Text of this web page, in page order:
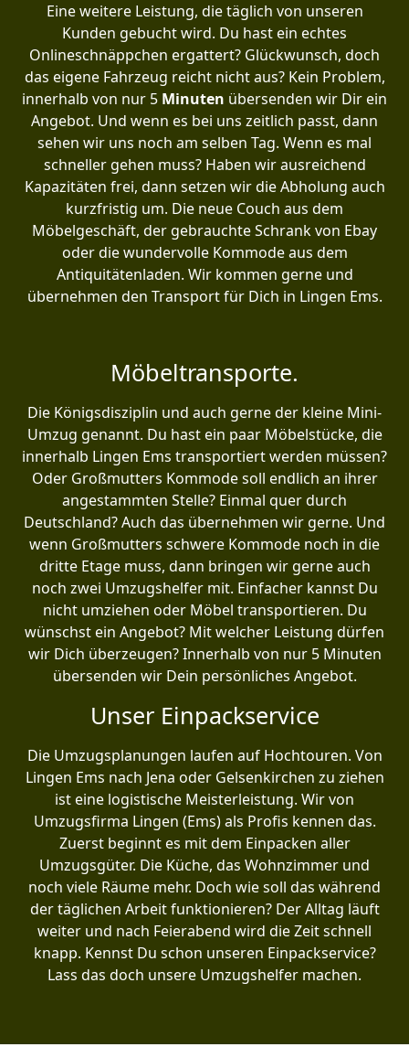
Eine weitere Leistung, die täglich von unseren
Kunden gebucht wird. Du hast ein echtes
Onlineschnäppchen ergattert? Glückwunsch, doch
das eigene Fahrzeug reicht nicht aus? Kein Problem,
innerhalb von nur 5 Minuten übersenden wir Dir ein
Angebot. Und wenn es bei uns zeitlich passt, dann
sehen wir uns noch am selben Tag. Wenn es mal
schneller gehen muss? Haben wir ausreichend
Kapazitäten frei, dann setzen wir die Abholung auch
kurzfristig um. Die neue Couch aus dem
Möbelgeschäft, der gebrauchte Schrank von Ebay
oder die wundervolle Kommode aus dem
Antiquitätenladen. Wir kommen gerne und
übernehmen den Transport für Dich in Lingen Ems.
Möbeltransporte.
Die Königsdisziplin und auch gerne der kleine Mini-
Umzug genannt. Du hast ein paar Möbelstücke, die
innerhalb Lingen Ems transportiert werden müssen?
Oder Großmutters Kommode soll endlich an ihrer
angestammten Stelle? Einmal quer durch
Deutschland? Auch das übernehmen wir gerne. Und
wenn Großmutters schwere Kommode noch in die
dritte Etage muss, dann bringen wir gerne auch
noch zwei Umzugshelfer mit. Einfacher kannst Du
nicht umziehen oder Möbel transportieren. Du
wünschst ein Angebot? Mit welcher Leistung dürfen
wir Dich überzeugen? Innerhalb von nur 5 Minuten
übersenden wir Dein persönliches Angebot.
Unser Einpackservice
Die Umzugsplanungen laufen auf Hochtouren. Von
Lingen Ems nach Jena oder Gelsenkirchen zu ziehen
ist eine logistische Meisterleistung. Wir von
Umzugsfirma Lingen (Ems) als Profis kennen das.
Zuerst beginnt es mit dem Einpacken aller
Umzugsgüter. Die Küche, das Wohnzimmer und
noch viele Räume mehr. Doch wie soll das während
der täglichen Arbeit funktionieren? Der Alltag läuft
weiter und nach Feierabend wird die Zeit schnell
knapp. Kennst Du schon unseren Einpackservice?
Lass das doch unsere Umzugshelfer machen.